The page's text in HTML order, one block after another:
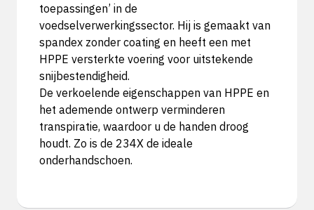
toepassingen’ in de
voedselverwerkingssector. Hij is gemaakt van
spandex zonder coating en heeft een met
HPPE versterkte voering voor uitstekende
snijbestendigheid.
De verkoelende eigenschappen van HPPE en
het ademende ontwerp verminderen
transpiratie, waardoor u de handen droog
houdt. Zo is de 234X de ideale
onderhandschoen.